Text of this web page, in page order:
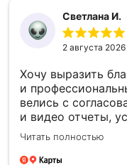
«Синай‑С» за
проделаннуюСветлана И.
2 августа 2026
Хочу выразить
и
велись с
и видео отчеты,
качественная ,
Читать полностью